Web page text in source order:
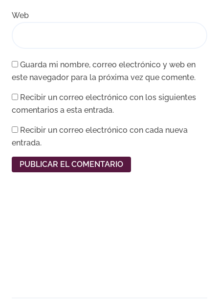
Web
Guarda mi nombre, correo electrónico y web en
este navegador para la próxima vez que comente.
Recibir un correo electrónico con los siguientes
comentarios a esta entrada.
Recibir un correo electrónico con cada nueva
entrada.